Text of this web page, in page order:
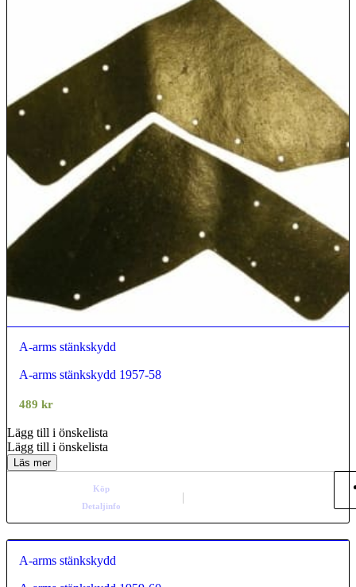
A-arms stänkskydd
A-arms stänkskydd 1957-58
489 kr
Lägg till i önskelista
Lägg till i önskelista
Läs mer
Köp
Detaljinfo
A-arms stänkskydd